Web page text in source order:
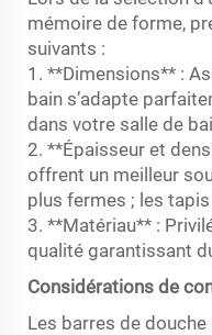
mémoire de forme,
suivants :
1. **Dimensions** :
bain s’adapte
dans votre salle de
2. **Épaisseur et
offrent un meilleur
plus fermes ; les
3. **Matériau** :
qualité garantissant
Considérations de
Les barres de douche